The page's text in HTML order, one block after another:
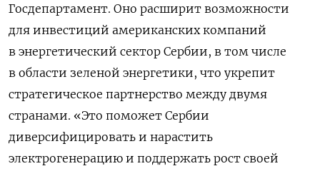
Госдепартамент. Оно расширит возможности
для инвестиций американских компаний
в энергетический сектор Сербии, в том числе
в области зеленой энергетики, что укрепит
стратегическое партнерство между двумя
странами. «Это поможет Сербии
диверсифицировать и нарастить
электрогенерацию и поддержать рост своей